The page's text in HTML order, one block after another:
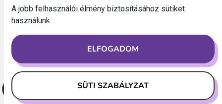
rendszer által támogatva.
Jelszó megerősítése
REGISZTRÁCIÓ
A jobb felhasználói élmény biztosításához sütiket
használunk.
ELFOGADOM
SÜTI SZABÁLYZAT